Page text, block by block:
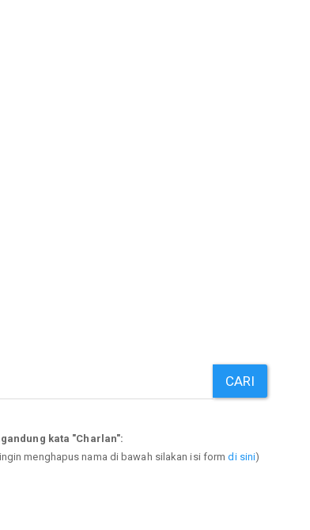
CARI
kata "Charlan":
menghapus nama di bawah silakan isi formdi sini)